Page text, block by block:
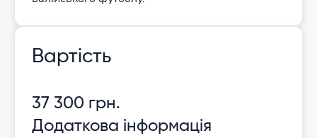
Вартість
37 300 грн.
Додаткова інформація